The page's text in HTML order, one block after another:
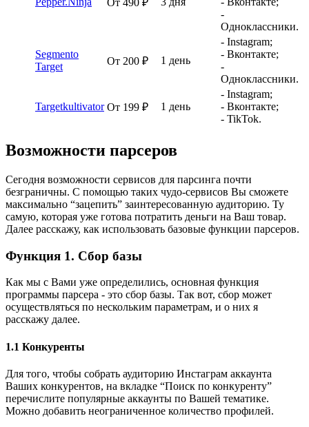
От 490 ₽
-
Одноклассники.
Segmento
Target
От 200 ₽ 1 день
- Instagram;
- Вконтакте;
-
Одноклассники.
Targetkultivator От 199 ₽ 1 день
- Instagram;
- Вконтакте;
- TikTok.
Возможности парсеров
Сегодня возможности сервисов для парсинга почти
безграничны. С помощью таких чудо-сервисов Вы сможете
максимально “зацепить” заинтересованную аудиторию. Ту
самую, которая уже готова потратить деньги на Ваш товар.
Далее расскажу, как использовать базовые функции парсеров.
Функция 1. Сбор базы
Как мы с Вами уже определились, основная функция
программы парсера - это сбор базы. Так вот, сбор может
осуществляться по нескольким параметрам, и о них я
расскажу далее.
1.1 Конкуренты
Для того, чтобы собрать аудиторию Инстаграм аккаунта
Ваших конкурентов, на вкладке “Поиск по конкуренту”
перечислите популярные аккаунты по Вашей тематике.
Можно добавить неограниченное количество профилей.